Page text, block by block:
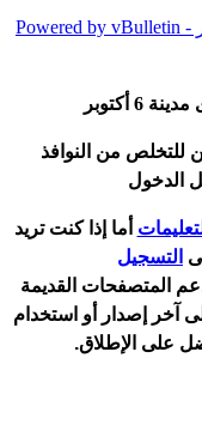
مدينة 6 أكتوبر
للتخلص من النوافذ
الدخول
ما إذا كنت تريد
التسجيل
المتصفحات القديمة
آخر إصدار أو استخدام
على الإطلاق.